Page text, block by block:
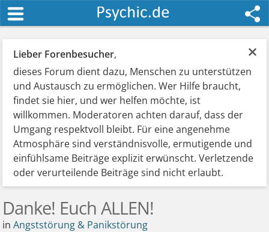
×
Lieber Forenbesucher,
dieses Forum dient dazu, Menschen zu unterstützen
und Austausch zu ermöglichen. Wer Hilfe braucht,
findet sie hier, und wer helfen möchte, ist
willkommen. Moderatoren achten darauf, dass der
Umgang respektvoll bleibt. Für eine angenehme
Atmosphäre sind verständnisvolle, ermutigende und
einfühlsame Beiträge explizit erwünscht. Verletzende
oder verurteilende Beiträge sind nicht erlaubt.
Danke! Euch ALLEN!
inAngststörung & Panikstörung